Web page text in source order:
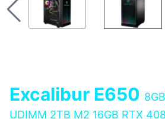
Excalibur E650
UDIMM 2TB M2 16GB RTX